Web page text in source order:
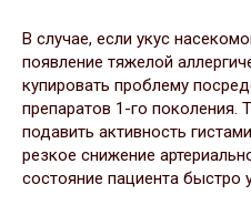
В случае, если укус
появление тяжелой
купировать проблему
препаратов 1-го поколения.
подавить активность
резкое снижение
состояние пациента быстро